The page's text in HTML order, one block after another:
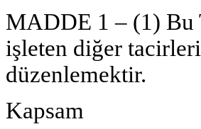
MADDE 1 – (1) Bu
işleten diğer
düzenlemektir.
Kapsam